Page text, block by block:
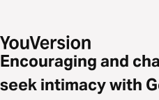
Encouraging and
seek intimacy with